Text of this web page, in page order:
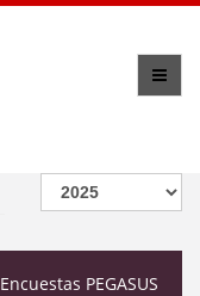
Encuestas PEGASUS